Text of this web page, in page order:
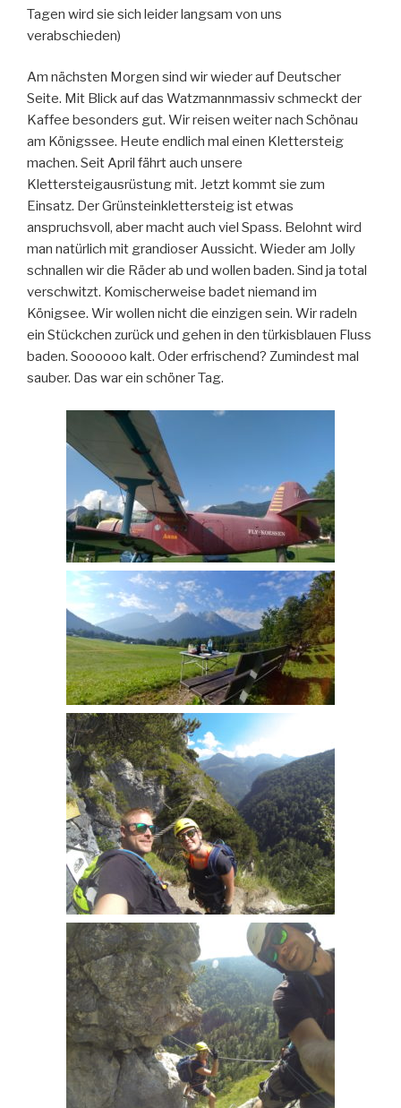
Tagen wird sie sich leider langsam von uns
verabschieden)
Am nächsten Morgen sind wir wieder auf Deutscher
Seite. Mit Blick auf das Watzmannmassiv schmeckt der
Kaffee besonders gut. Wir reisen weiter nach Schönau
am Königssee. Heute endlich mal einen Klettersteig
machen. Seit April fährt auch unsere
Klettersteigausrüstung mit. Jetzt kommt sie zum
Einsatz. Der Grünsteinklettersteig ist etwas
anspruchsvoll, aber macht auch viel Spass. Belohnt wird
man natürlich mit grandioser Aussicht. Wieder am Jolly
schnallen wir die Räder ab und wollen baden. Sind ja total
verschwitzt. Komischerweise badet niemand im
Königsee. Wir wollen nicht die einzigen sein. Wir radeln
ein Stückchen zurück und gehen in den türkisblauen Fluss
baden. Soooooo kalt. Oder erfrischend? Zumindest mal
sauber. Das war ein schöner Tag.